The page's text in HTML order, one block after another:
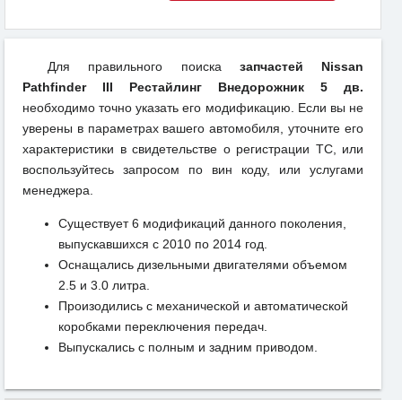
Для правильного поиска запчастей Nissan
Pathfinder III Рестайлинг Внедорожник 5 дв.
необходимо точно указать его модификацию. Если вы не
уверены в параметрах вашего автомобиля, уточните его
характеристики в свидетельстве о регистрации ТС, или
воспользуйтесь запросом по вин коду, или услугами
менеджера.
Существует 6 модификаций данного поколения,
выпускавшихся с 2010 по 2014 год.
Оснащались дизельными двигателями объемом
2.5 и 3.0 литра.
Произодились с механической и автоматической
коробками переключения передач.
Выпускались с полным и задним приводом.